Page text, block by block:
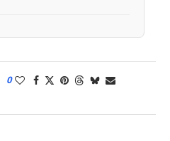
0